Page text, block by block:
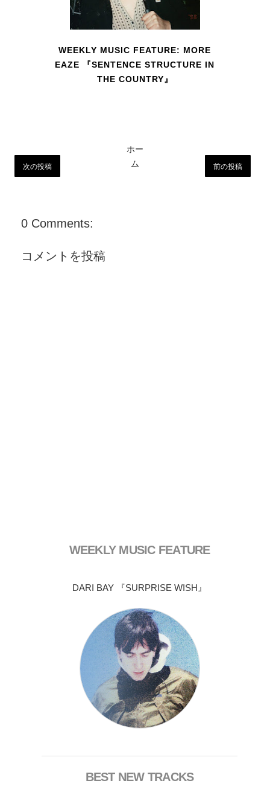
WEEKLY MUSIC FEATURE: MORE
EAZE 『SENTENCE STRUCTURE IN
THE COUNTRY』
次の投稿 前の投稿
ホー
ム
0 Comments:
コメントを投稿
WEEKLY MUSIC FEATURE
DARI BAY 『SURPRISE WISH』
BEST NEW TRACKS